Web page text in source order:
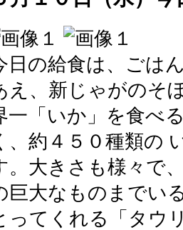
日の給食は、ごは
え、新じゃがのそ
一「いか」を食べ
、約４５０種類の
。大きさも様々で
巨大なものまでい
ってくれる「タウ